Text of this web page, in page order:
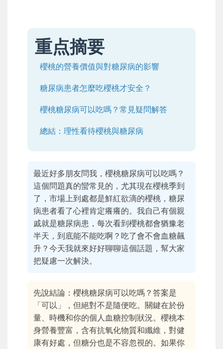
重点摘要
櫻桃的營養價值與對糖尿病的影響
糖尿病患者怎麼吃櫻桃才安全？
櫻桃糖尿病可以吃嗎？常見疑問解答
總結：理性看待櫻桃與糖尿病
最近好多朋友問我，櫻桃糖尿病可以吃嗎？
這個問題真的蠻常見的，尤其現在櫻桃季到
了，市場上到處都是鮮紅欲滴的櫻桃，糖尿
病患者看了心裡肯定癢癢的。我自己有個親
戚就是糖尿病患，每次看到櫻桃都會猶豫老
半天，到底能不能吃啊？吃了會不會血糖飆
升？今天我就來好好聊聊這個話題，幫大家
把疑慮一次解決。
先說結論：櫻桃糖尿病可以吃嗎？答案是
「可以」，但絕對不是隨便吃。關鍵在於份
量、時機和你的個人血糖控制狀況。櫻桃本
身營養豐富，含有抗氧化物質和纖維，對健
康有好處，但糖分也是不容忽視的。如果你